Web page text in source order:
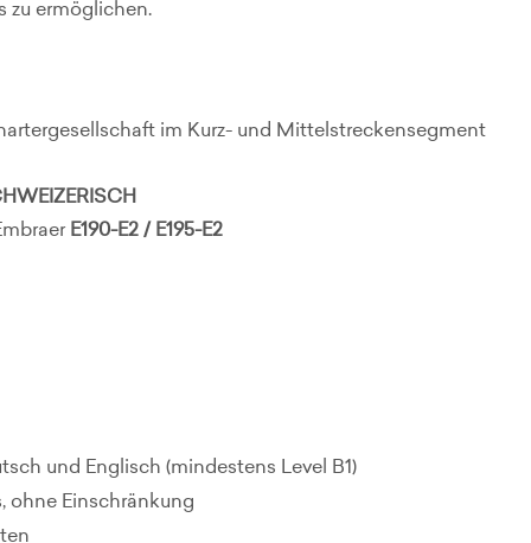
zu ermöglichen.
im Kurz- und Mittelstreckensegment
E190-E2 / E195-E2
und Englisch (mindestens Level B1)
ohne Einschränkung